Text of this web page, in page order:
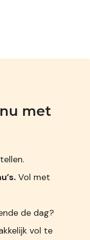
met
Vol met
de dag?
vol te